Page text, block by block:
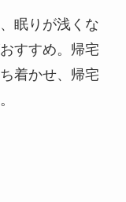
眠りが浅くな
すすめ。帰宅
着かせ、帰宅